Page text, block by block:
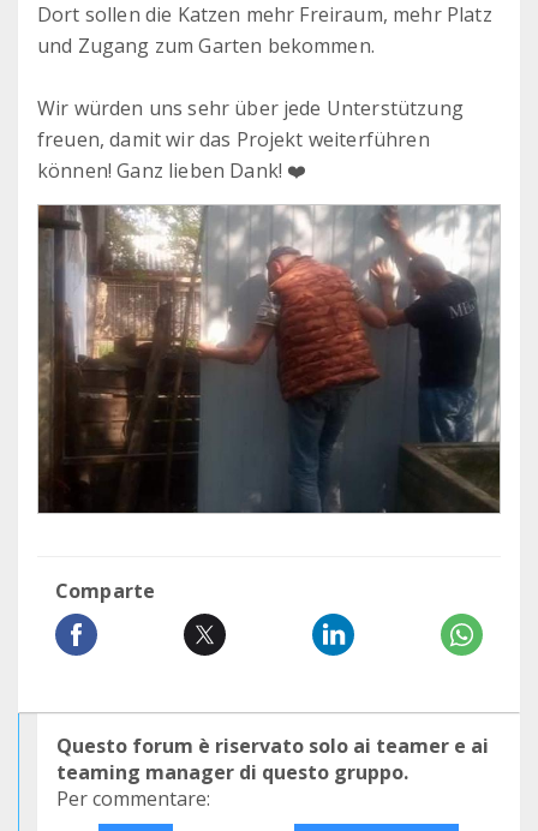
Dort sollen die Katzen mehr Freiraum, mehr Platz
und Zugang zum Garten bekommen.
Wir würden uns sehr über jede Unterstützung
freuen, damit wir das Projekt weiterführen
können! Ganz lieben Dank! ❤️
Comparte
Questo forum è riservato solo ai teamer e ai
teaming manager di questo gruppo.
Per commentare: